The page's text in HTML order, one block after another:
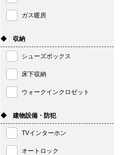
ガス暖房
◆ 収納
シューズボックス
床下収納
ウォークインクロゼット
◆ 建物設備・防犯
TVインターホン
オートロック